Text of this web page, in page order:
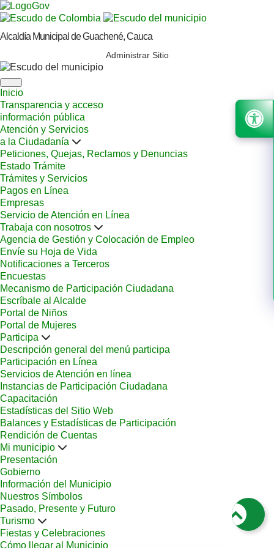
Alcaldía Municipal de Guachené, Cauca
Administrar Sitio
Inicio
Transparencia y acceso
información pública
Atención y Servicios
a la Ciudadanía
Peticiones, Quejas, Reclamos y Denuncias
Estado Trámite
Trámites y Servicios
Pagos en Línea
Empresas
Servicio de Atención en Línea
Trabaja con nosotros
Agencia de Gestión y Colocación de Empleo
Envíe su Hoja de Vida
Notificaciones a Terceros
Encuestas
Mecanismo de Participación Ciudadana
Escríbale al Alcalde
Portal de Niños
Portal de Mujeres
Participa
Descripción general del menú participa
Participación en Línea
Servicios de Atención en línea
Instancias de Participación Ciudadana
Capacitación
Estadísticas del Sitio Web
Balances y Estadísticas de Participación
Rendición de Cuentas
Mi municipio
Presentación
Gobierno
Información del Municipio
Nuestros Símbolos
Pasado, Presente y Futuro
Turismo
Fiestas y Celebraciones
Cómo llegar al Municipio